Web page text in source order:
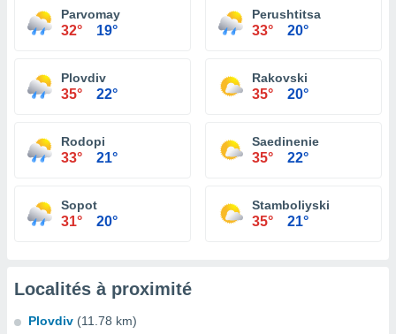
Parvomay
32° 19°
Perushtitsa
33° 20°
Plovdiv
35° 22°
Rakovski
35° 20°
Rodopi
33° 21°
Saedinenie
35° 22°
Sopot
31° 20°
Stamboliyski
35° 21°
Localités à proximité
Plovdiv (11.78 km)